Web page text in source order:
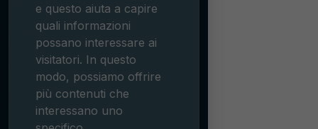
e questo aiuta a capire
quali informazioni
possano interessare ai
visitatori. In questo
modo, possiamo offrire
più contenuti che
interessano uno